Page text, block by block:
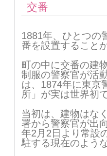
29 30 31
1
2 3
8 9 10
22 23 24
29 30
交番
1881年、ひとつの
番を設置すること
町の中に交番の建
制服の警察官が活
は、1874年に東京
所」が実は世界初
当初は、建物はな
署から警察官が出
年2月2日より常設
駐する現在のよう